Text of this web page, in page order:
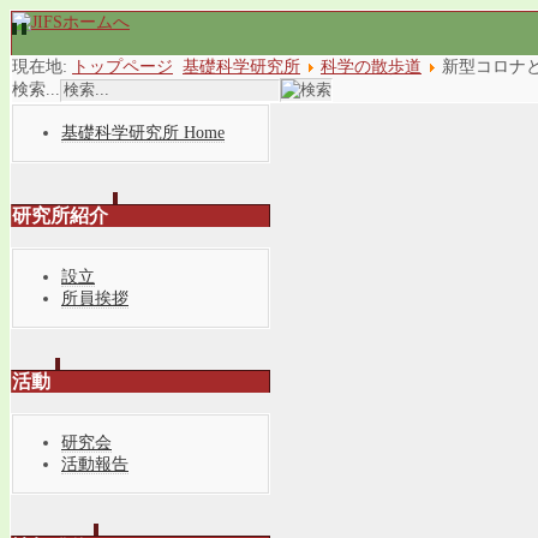
現在地: トップページ 基礎科学研究所 科学の散歩道
新型コロナ
検索...
基礎科学研究所 Home
研究所紹介
設立
所員挨拶
活動
研究会
活動報告